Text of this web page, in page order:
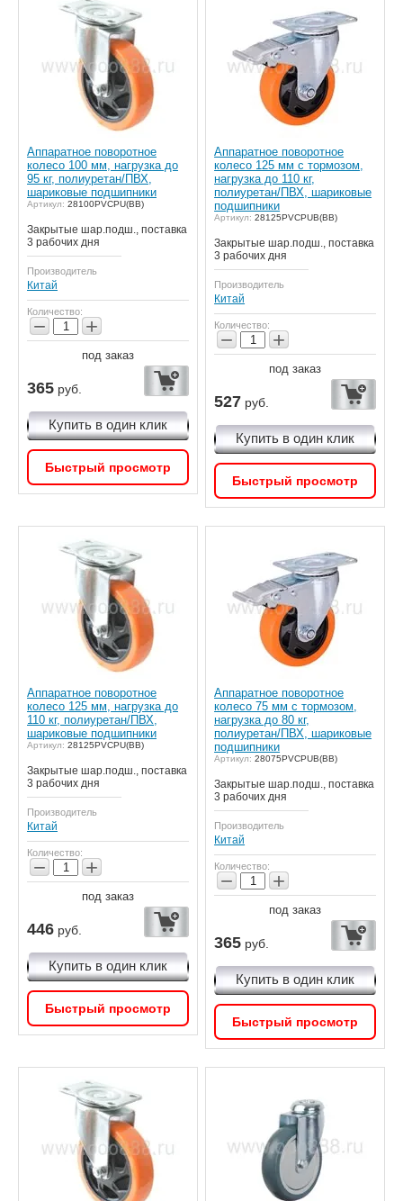
Аппаратное поворотное
колесо 100 мм, нагрузка до
95 кг, полиуретан/ПВХ,
шариковые подшипники
Артикул: 28100PVCPU(BB)
Закрытые шар.подш., поставка
3 рабочих дня
Производитель
Китай
Количество:
− +
под заказ
365 руб.
Купить в один клик
Быстрый просмотр
Аппаратное поворотное
колесо 125 мм с тормозом,
нагрузка до 110 кг,
полиуретан/ПВХ, шариковые
подшипники
Артикул: 28125PVCPUB(BB)
Закрытые шар.подш., поставка
3 рабочих дня
Производитель
Китай
Количество:
− +
под заказ
527 руб.
Купить в один клик
Быстрый просмотр
Аппаратное поворотное
колесо 125 мм, нагрузка до
110 кг, полиуретан/ПВХ,
шариковые подшипники
Артикул: 28125PVCPU(BB)
Закрытые шар.подш., поставка
3 рабочих дня
Производитель
Китай
Количество:
− +
под заказ
446 руб.
Купить в один клик
Быстрый просмотр
Аппаратное поворотное
колесо 75 мм с тормозом,
нагрузка до 80 кг,
полиуретан/ПВХ, шариковые
подшипники
Артикул: 28075PVCPUB(BB)
Закрытые шар.подш., поставка
3 рабочих дня
Производитель
Китай
Количество:
− +
под заказ
365 руб.
Купить в один клик
Быстрый просмотр